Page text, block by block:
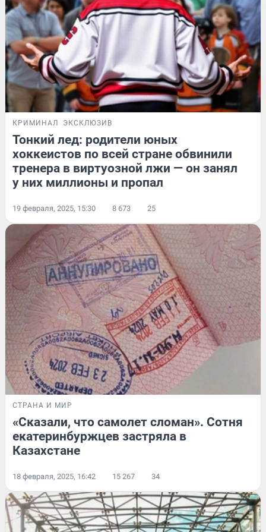
КРИМИНАЛ ЭКСКЛЮЗИВ
Тонкий лед: родители юных
хоккеистов по всей стране обвинили
тренера в виртуозной лжи — он занял
у них миллионы и пропал
19 февраля, 2025, 15:30 8 673 25
СТРАНА И МИР
«Сказали, что самолет сломан». Сотня
екатеринбуржцев застряла в
Казахстане
18 февраля, 2025, 16:42 15 267 34